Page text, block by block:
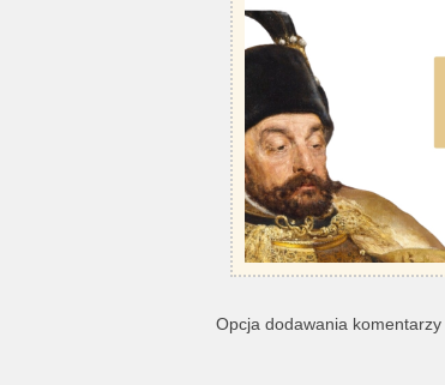
Opcja dodawania komentarzy